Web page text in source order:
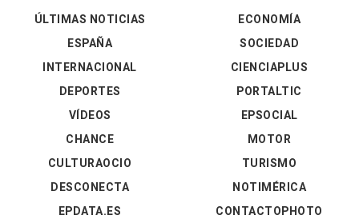
ÚLTIMAS NOTICIAS
ESPAÑA
INTERNACIONAL
DEPORTES
VÍDEOS
ECONOMÍA
SOCIEDAD
CIENCIAPLUS
PORTALTIC
EPSOCIAL
CHANCE
CULTURAOCIO
DESCONECTA
EPDATA.ES
MOTOR
TURISMO
NOTIMÉRICA
CONTACTOPHOTO